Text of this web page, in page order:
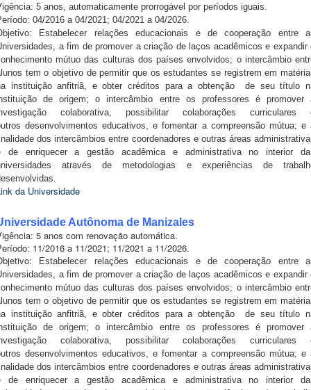
5 anos, automaticamente prorrogável por períodos iguais.
04/2016 a 04/2021; 04/2021 a 04/2026.
Estabelecer relações educacionais e de cooperação entre
a fim de promover a criação de laços acadêmicos e expandir
mútuo das culturas dos países envolvidos; o intercâmbio
tem o objetivo de permitir que os estudantes se registrem em
instituição anfitriã, e obter créditos para a obtenção de seu título
de origem; o intercâmbio entre os professores é promover
colaborativa, possibilitar colaborações curriculares
desenvolvimentos educativos, e fomentar a compreensão mútua; e
dos intercâmbios entre coordenadores e outras áreas
de enriquecer a gestão acadêmica e administrativa no interior
através de metodologias e experiências de
da Universidade
Autônoma de Manizales
5 anos com renovação automática.
11/2016 a 11/2021; 11/2021 a 11/2026.
Estabelecer relações educacionais e de cooperação entre
a fim de promover a criação de laços acadêmicos e expandir
mútuo das culturas dos países envolvidos; o intercâmbio
tem o objetivo de permitir que os estudantes se registrem em
instituição anfitriã, e obter créditos para a obtenção de seu título
de origem; o intercâmbio entre os professores é promover
colaborativa, possibilitar colaborações curriculares
desenvolvimentos educativos, e fomentar a compreensão mútua; e
dos intercâmbios entre coordenadores e outras áreas
de enriquecer a gestão acadêmica e administrativa no interior